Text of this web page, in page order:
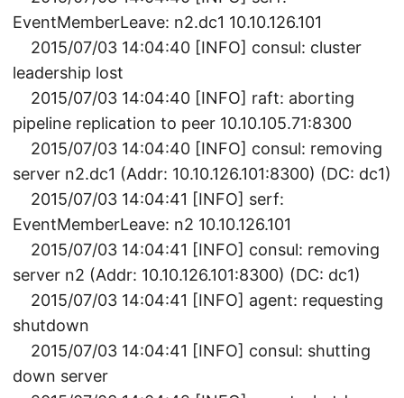
EventMemberLeave: n2.dc1 10.10.126.101
2015/07/03 14:04:40 [INFO] consul: cluster
leadership lost
2015/07/03 14:04:40 [INFO] raft: aborting
pipeline replication to peer 10.10.105.71:8300
2015/07/03 14:04:40 [INFO] consul: removing
server n2.dc1 (Addr: 10.10.126.101:8300) (DC: dc1)
2015/07/03 14:04:41 [INFO] serf:
EventMemberLeave: n2 10.10.126.101
2015/07/03 14:04:41 [INFO] consul: removing
server n2 (Addr: 10.10.126.101:8300) (DC: dc1)
2015/07/03 14:04:41 [INFO] agent: requesting
shutdown
2015/07/03 14:04:41 [INFO] consul: shutting
down server